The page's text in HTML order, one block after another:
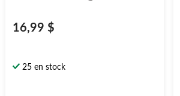
16,99 $
25 en stock